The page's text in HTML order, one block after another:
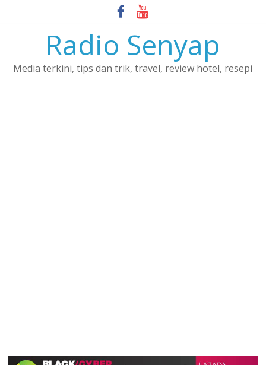
Radio Senyap
Media terkini, tips dan trik, travel, review hotel, resepi